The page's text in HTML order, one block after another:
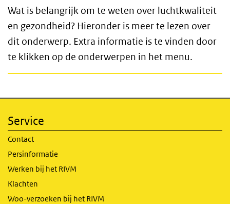
Wat is belangrijk om te weten over luchtkwaliteit
en gezondheid? Hieronder is meer te lezen over
dit onderwerp. Extra informatie is te vinden door
te klikken op de onderwerpen in het menu.
Service
Contact
Persinformatie
Werken bij het RIVM
Klachten
Woo-verzoeken bij het RIVM